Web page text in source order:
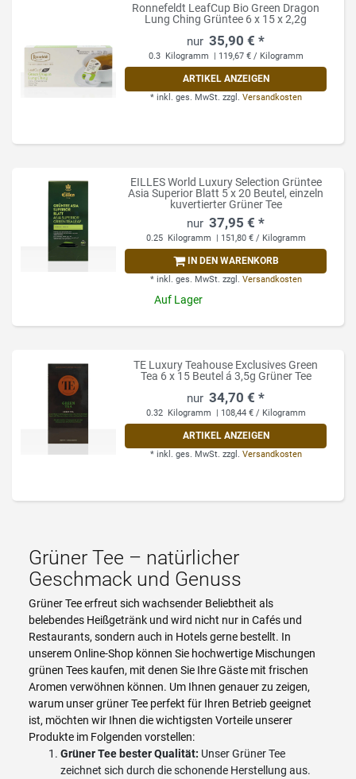
Ronnefeldt LeafCup Bio Green Dragon
Lung Ching Grüntee 6 x 15 x 2,2g
35,90 € *
0.3 Kilogramm | 119,67 € / Kilogramm
ARTIKEL ANZEIGEN
* inkl. ges. MwSt. zzgl. Versandkosten
EILLES World Luxury Selection Grüntee
Asia Superior Blatt 5 x 20 Beutel, einzeln
kuvertierter Grüner Tee
37,95 € *
0.25 Kilogramm | 151,80 € / Kilogramm
IN DEN WARENKORB
* inkl. ges. MwSt. zzgl. Versandkosten
Auf Lager
TE Luxury Teahouse Exclusives Green
Tea 6 x 15 Beutel á 3,5g Grüner Tee
34,70 € *
0.32 Kilogramm | 108,44 € / Kilogramm
ARTIKEL ANZEIGEN
* inkl. ges. MwSt. zzgl. Versandkosten
Grüner Tee – natürlicher
Geschmack und Genuss
Grüner Tee erfreut sich wachsender Beliebtheit als
belebendes Heißgetränk und wird nicht nur in Cafés und
Restaurants, sondern auch in Hotels gerne bestellt. In
unserem Online-Shop können Sie hochwertige Mischungen
grünen Tees kaufen, mit denen Sie Ihre Gäste mit frischen
Aromen verwöhnen können. Um Ihnen genauer zu zeigen,
warum unser grüner Tee perfekt für Ihren Betrieb geeignet
ist, möchten wir Ihnen die wichtigsten Vorteile unserer
Produkte im Folgenden vorstellen:
Grüner Tee bester Qualität: Unser Grüner Tee
zeichnet sich durch die schonende Herstellung aus.